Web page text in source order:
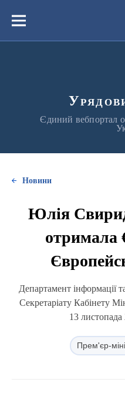
вмістуМеню
Єдиний вебпортал
Новини
Юлія
отримала
Департамент інформації
Секретаріату Кабінету
13
Прем'єр-